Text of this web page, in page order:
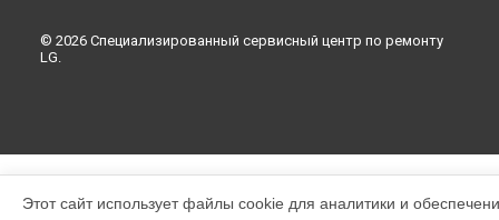
© 2026 Специализированный сервисный центр по ремонту
LG.
Этот сайт использует файлы cookie для аналитики и